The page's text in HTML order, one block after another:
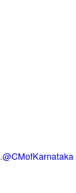
.@CMofKarnataka